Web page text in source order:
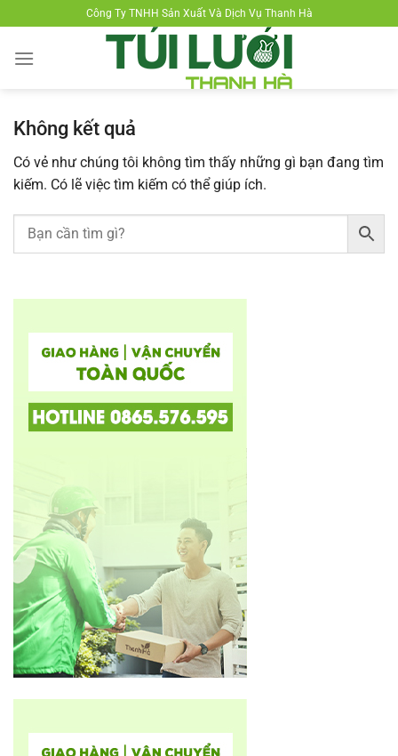
đến
nội
Công Ty TNHH Sản Xuất Và Dịch Vụ Thanh Hà
Không kết quả
Có vẻ như chúng tôi không tìm thấy những gì bạn đang tìm
kiếm. Có lẽ việc tìm kiếm có thể giúp ích.